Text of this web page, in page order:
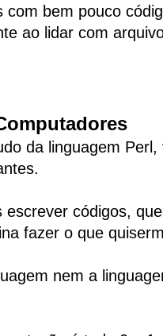
bem pouco
ao lidar com
da linguagem
códigos,
fazer o que
nem a